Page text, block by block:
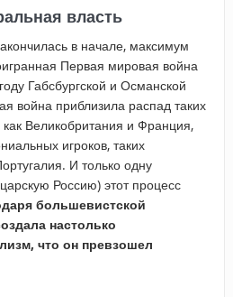
власть
в начале, максимум
Первая мировая война
Габсбургской и Османской
война приблизила распад таких
Великобритания и Франция,
игроков, таких
И только одну
Россию) этот процесс
большевистской
настолько
что он превзошел